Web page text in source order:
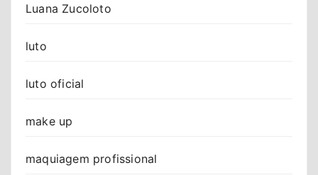
Luana Zucoloto
luto
luto oficial
make up
maquiagem profissional